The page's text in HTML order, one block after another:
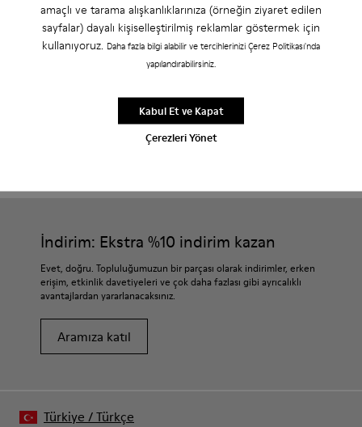
amaçlı ve tarama alışkanlıklarınıza (örneğin ziyaret edilen
sayfalar) dayalı kişiselleştirilmiş reklamlar göstermek için
kullanıyoruz. Daha fazla bilgi alabilir ve tercihlerinizi Çerez Politikası'nda
yapılandırabilirsiniz.
Çerezleri Yönet
Kabul Et ve Kapat
İndirim: Ekstra %10 indirim kazan
Evet, doğru. Topluluğumuzun bir parçası olarak indirimler, erken
erişim, etkinlik davetiyeleri ve çok daha fazlası gibi ayrıcalıklı
avantajlardan yararlanacaksınız.
Aramıza katıl
Türkiye /Türkçe